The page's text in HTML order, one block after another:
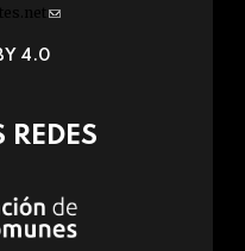
(link
e-
4.0
REDES